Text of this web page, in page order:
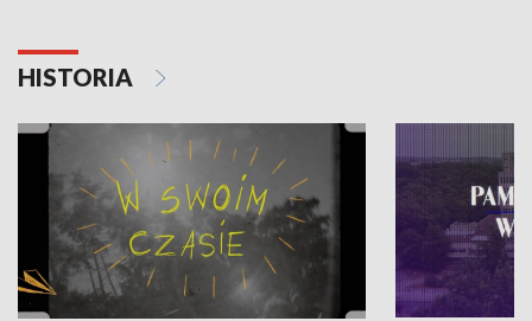
HISTORIA